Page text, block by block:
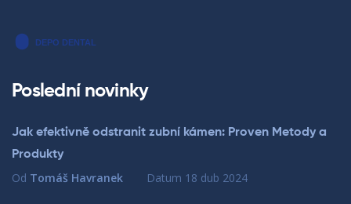
Poslední novinky
Jak efektivně odstranit zubní kámen: Proven Metody a
Produkty
Od Tomáš Havranek Datum 18 dub 2024